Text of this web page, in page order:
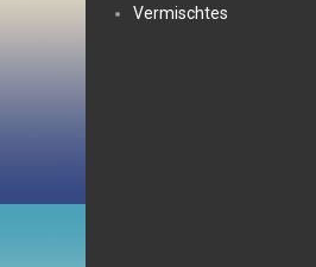
Vermischtes